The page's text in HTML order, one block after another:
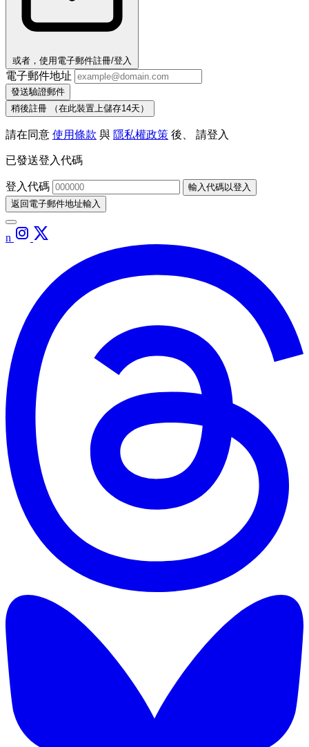
或者，使用電子郵件註冊/登入
電子郵件地址
發送驗證郵件
稍後註冊
（在此裝置上儲存14天）
請在同意 使用條款 與 隱私權政策 後、 請登入
已發送登入代碼
登入代碼
輸入代碼以登入
返回電子郵件地址輸入
n